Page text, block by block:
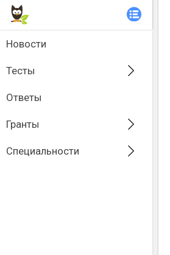
Новости
Тесты
Ответы
Гранты
Специальности